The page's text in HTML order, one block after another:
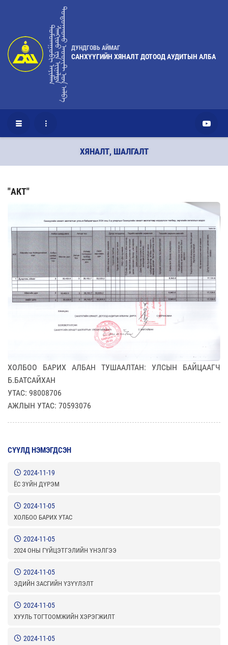
ᠳᠤᠮᠳᠠᠭᠣᠪᠢ ᠠᠶᠢᠮᠠᠭᠰᠠᠩᢈᠦᠦ ᠶ᠋ᠢᠨ ᢈᠢᠨᠠᠯᠲᠠᠳᠣᠲᠤᠭᠠᠳᠤ ᠠᠦᠳᠢᠲ ᠤ᠋ᠨ ᠠᠯᠪᠠ ДУНДГОВЬ АЙМАГ
САНХҮҮГИЙН ХЯНАЛТ ДОТООД АУДИТЫН АЛБА
ХЯНАЛТ, ШАЛГАЛТ
"АКТ"
ХОЛБОО БАРИХ АЛБАН ТУШААЛТАН: УЛСЫН БАЙЦААГЧ
Б.БАТСАЙХАН
УТАС: 98008706
АЖЛЫН УТАС: 70593076
СҮҮЛД НЭМЭГДСЭН
2024-11-19
ЁС ЗҮЙН ДҮРЭМ
2024-11-05
ХОЛБОО БАРИХ УТАС
2024-11-05
2024 ОНЫ ГҮЙЦЭТГЭЛИЙН ҮНЭЛГЭЭ
2024-11-05
ЭДИЙН ЗАСГИЙН ҮЗҮҮЛЭЛТ
2024-11-05
ХУУЛЬ ТОГТООМЖИЙН ХЭРЭГЖИЛТ
2024-11-05